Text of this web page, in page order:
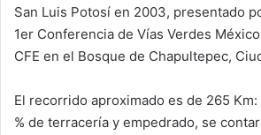
San Luis Potosí en 2003, presentado
1er Conferencia de Vías Verdes
CFE en el Bosque de Chapultepec,
El recorrido aproximado es de 265 Km:
% de terracería y empedrado, se